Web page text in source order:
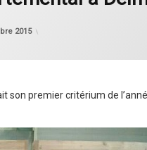
2015
son premier critérium de